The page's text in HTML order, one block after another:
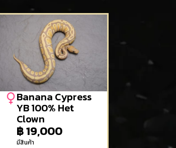
Banana Cypress
YB 100% Het
Clown
฿19,000
มีสินค้า